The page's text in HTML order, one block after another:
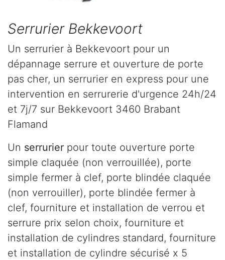
Serrurier Bekkevoort
Un serrurier à Bekkevoort pour un
dépannage serrure et ouverture de porte
pas cher, un serrurier en express pour une
intervention en serrurerie d'urgence 24h/24
et 7j/7 sur Bekkevoort 3460 Brabant
Flamand
Un serrurier pour toute ouverture porte
simple claquée (non verrouillée), porte
simple fermer à clef, porte blindée claquée
(non verrouiller), porte blindée fermer à
clef, fourniture et installation de verrou et
serrure prix selon choix, fourniture et
installation de cylindres standard, fourniture
et installation de cylindre sécurisé x 5